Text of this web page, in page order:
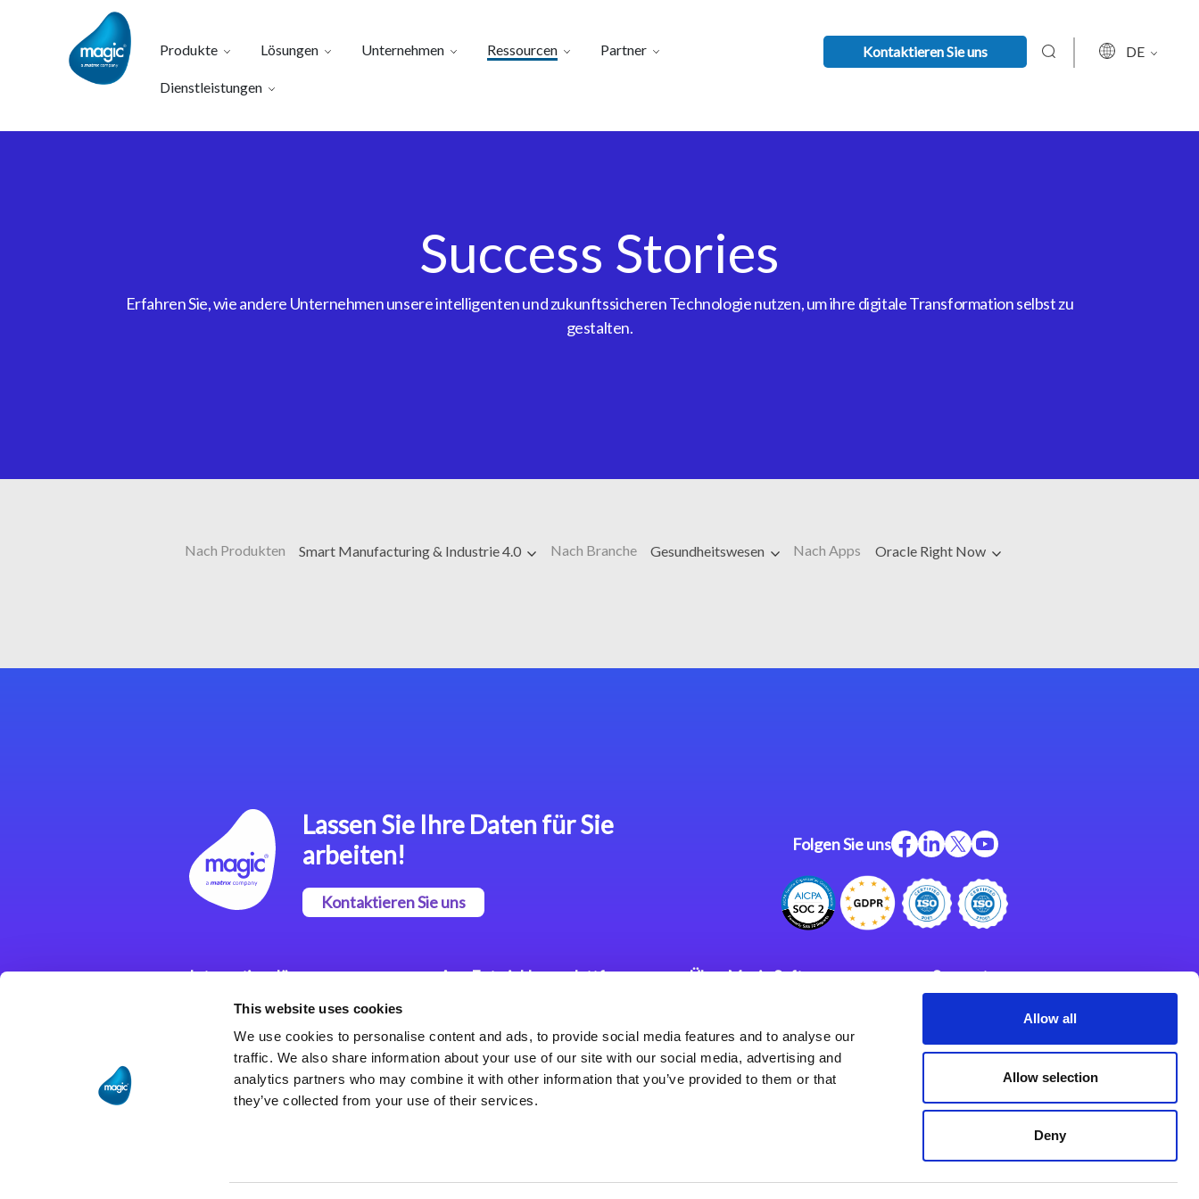
This website uses cookies
We use cookies to personalise content and ads, to provide social media features and to analyse our
traffic. We also share information about your use of our site with our social media, advertising and
analytics partners who may combine it with other information that you’ve provided to them or that
they’ve collected from your use of their services.
Allow all
Allow selection
Deny
Produkte Lösungen Unternehmen Ressourcen Partner
Dienstleistungen
Kontaktieren Sie uns DE
Success Stories
Erfahren Sie, wie andere Unternehmen unsere intelligenten und zukunftssicheren Technologie nutzen, um ihre digitale Transformation selbst zu
gestalten.
Nach Produkten Smart Manufacturing & Industrie 4.0 Nach Branche Gesundheitswesen Nach Apps Oracle Right Now
Lassen Sie Ihre Daten für Sie
arbeiten!
Kontaktieren Sie uns
Folgen Sie uns
Integrationslösungen
Magic xpi
Integrationsplattform
App Entwicklungsplattform
Plattform
Magic xpa Web Application
Framework
Über Magic Software
Karriere
Datenschutzerklärung
Weltweite Niederlassungen
Support
Impressum